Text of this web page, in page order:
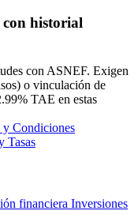
con historial
con ASNEF. Exigen
o vinculación de
TAE en estas
y Condiciones
Tasas
financiera Inversiones